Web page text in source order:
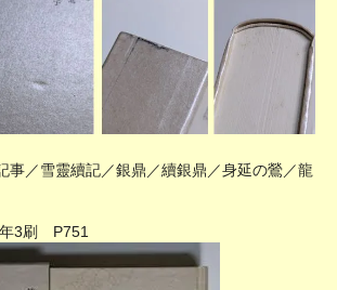
事／雪靈續記／銀鼎／續銀鼎／身延の鶯／龍
年3刷 P751